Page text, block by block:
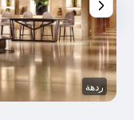
ردهة